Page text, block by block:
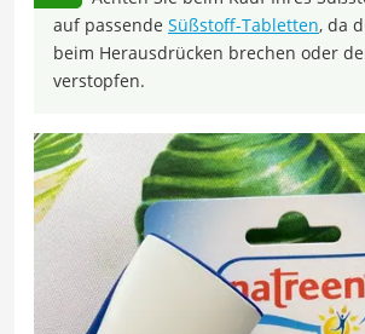
auf passende Süßstoff-Tabletten, da
beim Herausdrücken brechen oder
verstopfen.